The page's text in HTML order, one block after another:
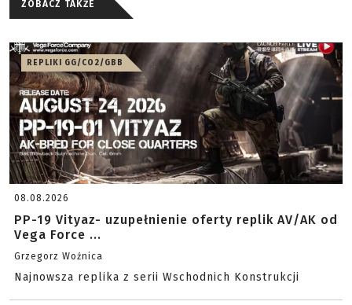
ZOBACZ TAKŻE
REPLIKI GG/CO2/GBB
08.08.2026
PP-19 Vityaz- uzupełnienie oferty replik AV/AK od
Vega Force ...
Grzegorz Woźnica
Najnowsza replika z serii Wschodnich Konstrukcji